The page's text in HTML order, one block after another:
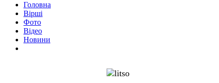
Головна
Вірші
Фото
Відео
Новини